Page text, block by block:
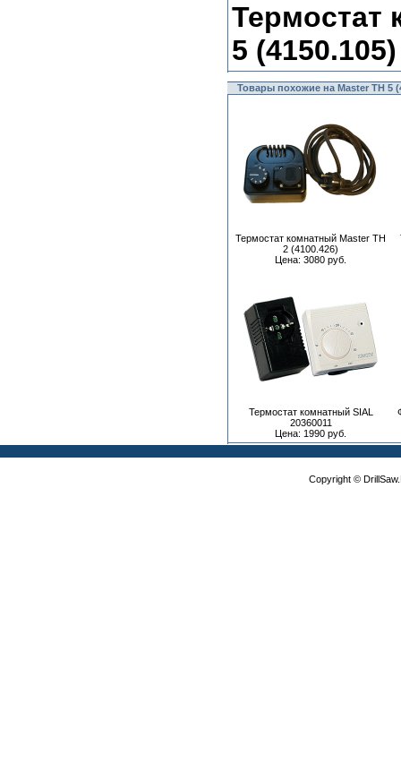
Термостат
5
Товары похожие на Master TH 5
Термостат комнатный Master TH
2 (4100.426)
Цена: 3080 руб.
Термостат комнатный SIAL
20360011
Цена: 1990 руб.
Copyright ©